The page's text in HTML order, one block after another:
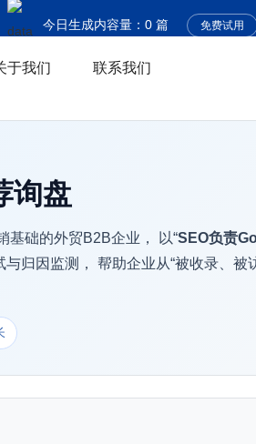
今日生成内容量： 0篇
今日商机捕获： 0条
免费试用
于我们 联系我们
询盘
基础的外贸B2B企业， 以“SEO负责
归因监测， 帮助企业从“被收录、被